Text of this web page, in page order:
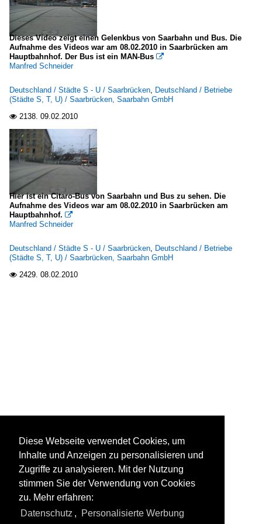
Dieses Video zeigt einen Gelenkbus von Saarbahn und Bus. Die
Aufnahme des Videos war am 08.02.2010 in Saarbrücken am
Hauptbahnhof. Der Bus ist ein MAN-Bus 
Manfred Schneider
Deutschland / Städte S - U / Saarbrücken, Deutschland / Betriebe
(Städte S, T, U) / Saarbrücken, Saarbahn GmbH
 2138. 09.02.2010
Hier ist ein Citaro-Bus von Saarbahn und Bus zu sehen. Die
Aufnahme des Videos war am 08.02.2010 in Saarbrücken am
Hauptbahnhof. 
Manfred Schneider
Deutschland / Städte S - U / Saarbrücken, Deutschland / Betriebe
(Städte S, T, U) / Saarbrücken, Saarbahn GmbH
 2429. 08.02.2010
Diese Webseite verwendet Cookies, um
Inhalte und Anzeigen zu personalisieren und
Zugriffe zu analysieren. Mit der Nutzung
stimmen Sie der Verwendung von Cookies
zu. Mehr erfahren:
Datenschutz , Personalisierte Werbung